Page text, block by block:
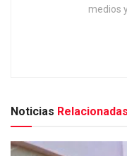
medios
Noticias Relacionadas